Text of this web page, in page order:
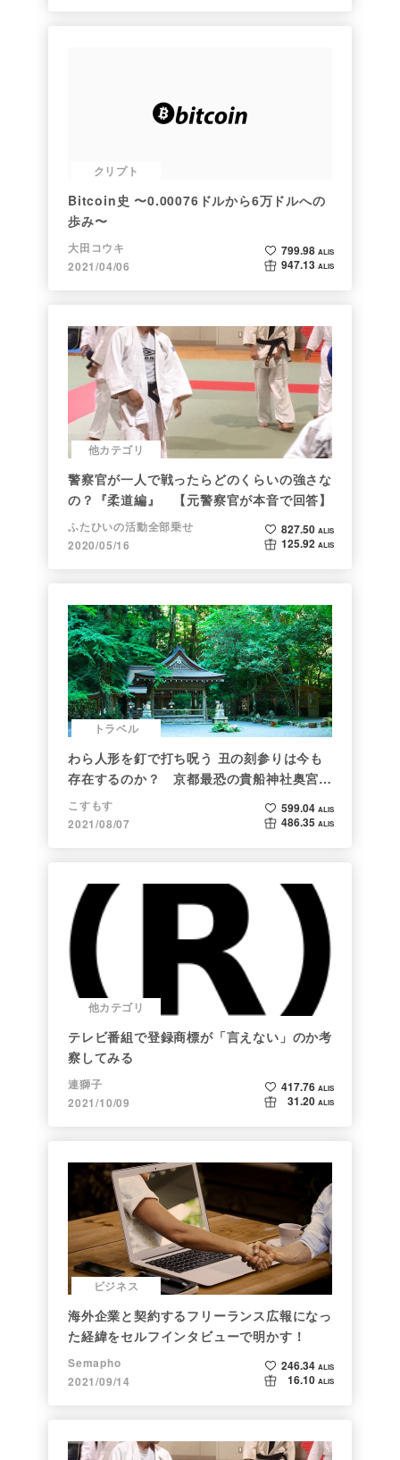
クリプト
Bitcoin史 〜0.00076ドルから6万ドルへの
歩み〜
大田コウキ
2021/04/06
799.98 ALIS
947.13 ALIS
他カテゴリ
警察官が一人で戦ったらどのくらいの強さな
の？『柔道編』 【元警察官が本音で回答】
ふたひいの活動全部乗せ
2020/05/16
827.50 ALIS
125.92 ALIS
トラベル
わら人形を釘で打ち呪う 丑の刻参りは今も
存在するのか？ 京都最恐の貴船神社奥宮を
調べた
こすもす
2021/08/07
599.04 ALIS
486.35 ALIS
他カテゴリ
テレビ番組で登録商標が「言えない」のか考
察してみる
連獅子
2021/10/09
417.76 ALIS
31.20 ALIS
ビジネス
海外企業と契約するフリーランス広報になっ
た経緯をセルフインタビューで明かす！
Semapho
2021/09/14
246.34 ALIS
16.10 ALIS